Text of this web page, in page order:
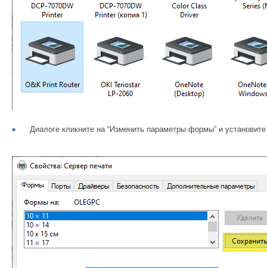
Диалоге кликните на “Изменить параметры формы” и